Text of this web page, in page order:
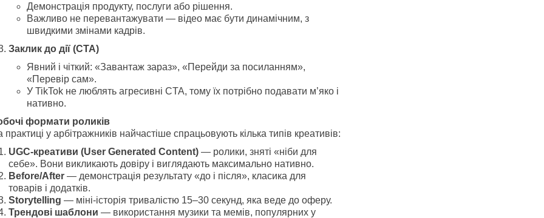
Демонстрація продукту, послуги або рішення.
Важливо не перевантажувати — відео має бути динамічним, з
швидкими змінами кадрів.
Заклик до дії (CTA)
Явний і чіткий: «Завантаж зараз», «Перейди за посиланням»,
«Перевір сам».
У TikTok не люблять агресивні CTA, тому їх потрібно подавати м’яко і
нативно.
формати роликів
практиці у арбітражників найчастіше спрацьовують кілька типів креативів:
UGC-креативи (User Generated Content) — ролики, зняті «ніби для
себе». Вони викликають довіру і виглядають максимально нативно.
Before/After — демонстрація результату «до і після», класика для
товарів і додатків.
Storytelling — міні-історія тривалістю 15–30 секунд, яка веде до оферу.
Трендові шаблони — використання музики та мемів, популярних у